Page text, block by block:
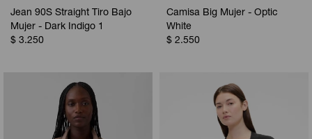
Jean 90S Straight Tiro Bajo
Mujer - Dark Indigo 1
$ 3.250
Camisa Big Mujer - Optic
White
$ 2.550